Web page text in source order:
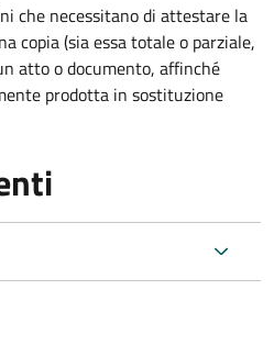
che necessitano di attestare la
copia (sia essa totale o parziale,
atto o documento, affinché
prodotta in sostituzione